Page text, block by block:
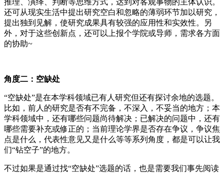
还可从现实生活中提出研究空白和忽略的薄弱环节加以研究，
提出独到见解，使研究成果具有较强的应用性和实效性。另
外，对于这些创新点，还可以上报个学院或导师，需求各方面
的协助~
角度二：空缺处
“空缺处”是在本学科领域已有人研究但还有探讨余地的选题。
比如，前人的研究是否有不完备，不深入，不妥当的地方；本
学科领域中，还有哪些问题尚待解决；已解决的问题中，还有
哪些需要补充或修正的；当前理论学界是否存在争议，争议焦
点是什么，代表性意见又是什么等等系列角度，都是可以让我
们“钻空子”的地方。
不过如果是通过找“空缺处”选题的话，也是需要我们事先阅读